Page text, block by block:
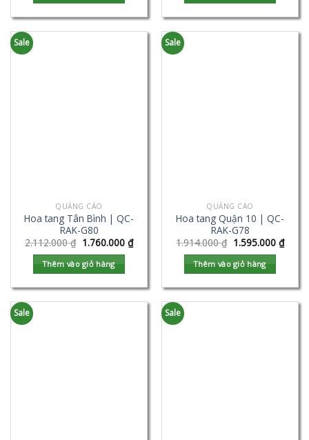
Sale
QUẢNG CÁO
Hoa tang Tân Bình | QC-
RAK-G80
2.112.000₫ 1.760.000 ₫
Thêm vào giỏ hàng
Sale
QUẢNG CÁO
Hoa tang Quận 10 | QC-
RAK-G78
1.914.000₫ 1.595.000 ₫
Thêm vào giỏ hàng
Sale Sale